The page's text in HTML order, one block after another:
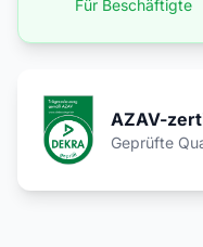
Für Beschäftigte
AZAV-
Geprüfte